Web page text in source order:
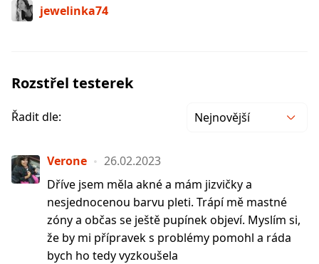
jewelinka74
Rozstřel testerek
Řadit dle: Nejnovější
Verone
26.02.2023
Dříve jsem měla akné a mám jizvičky a
nesjednocenou barvu pleti. Trápí mě mastné
zóny a občas se ještě pupínek objeví. Myslím si,
že by mi přípravek s problémy pomohl a ráda
bych ho tedy vyzkoušela